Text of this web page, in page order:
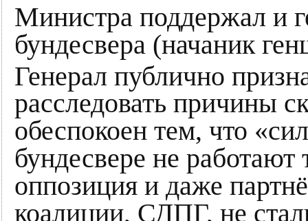
Министра поддержал и
бундесвера (начаник
Генерал публично
расследовать причины
обеспокоен тем, что
бундесвере не работают
оппозиция и даже
коалиции, СДПГ, не